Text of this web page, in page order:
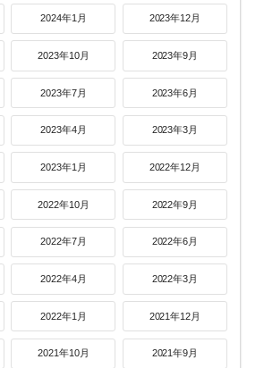
2024年1月 2023年12月
2023年10月 2023年9月
2023年7月 2023年6月
2023年4月 2023年3月
2023年1月 2022年12月
2022年10月 2022年9月
2022年7月 2022年6月
2022年4月 2022年3月
2022年1月 2021年12月
2021年10月 2021年9月